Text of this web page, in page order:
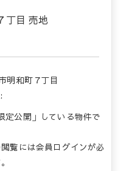
丁目 売地
明和町７丁目
定公開」している物件で
覧には会員ログインが必